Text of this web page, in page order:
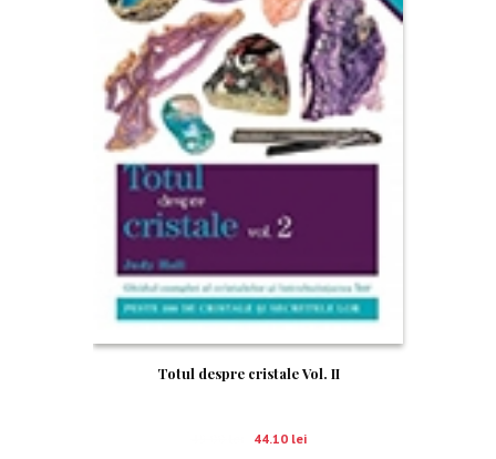
RE!
Totul despre cristale Vol. II
44.10 lei